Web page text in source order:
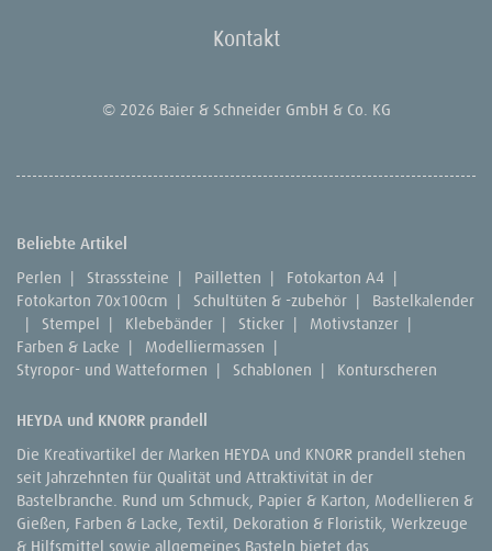
Kontakt
© 2026 Baier & Schneider GmbH & Co. KG
Beliebte Artikel
Perlen | Strasssteine | Pailletten | Fotokarton A4 |
Fotokarton 70x100cm | Schultüten & -zubehör |
Bastelkalender
|
Stempel | Klebebänder | Sticker | Motivstanzer |
Farben & Lacke | Modelliermassen |
Styropor- und Watteformen | Schablonen | Konturscheren
HEYDA und KNORR prandell
Die Kreativartikel der Marken HEYDA und KNORR prandell stehen
seit Jahrzehnten für Qualität und Attraktivität in der
Bastelbranche. Rund um Schmuck, Papier & Karton, Modellieren &
Gießen, Farben & Lacke, Textil, Dekoration & Floristik, Werkzeuge
& Hilfsmittel sowie allgemeines Basteln bietet das